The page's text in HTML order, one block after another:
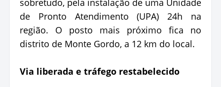
de Pronto Atendimento (UPA) 24h na
região. O posto mais próximo fica no
distrito de Monte Gordo, a 12 km do local.
Via liberada e tráfego restabelecido